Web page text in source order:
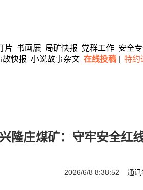
片 书画展 局矿快报 党群工作 安全
故快报 小说故事杂文 在线投稿 特约
兴隆庄煤矿：守牢安全红
2026/6/8 8:38:52 通讯